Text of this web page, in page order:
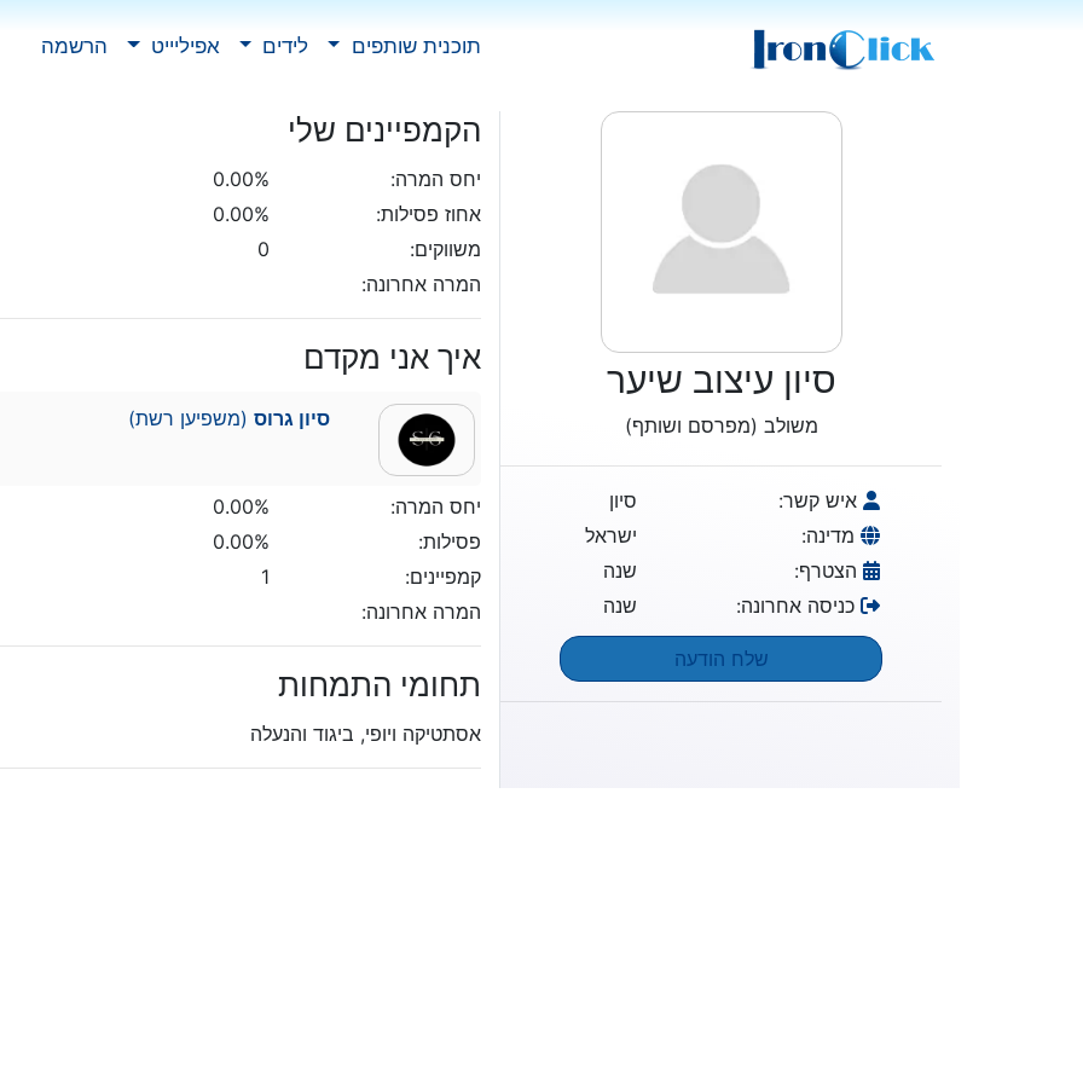
תוכנית שותפים לידים אפיליייט הרשמה
סיון עיצוב שיער
משולב (מפרסם ושותף)
איש קשר:
סיון
מדינה:
ישראל
הצטרף:
שנה
כניסה אחרונה:
שנה
שלח הודעה
הקמפיינים שלי
יחס המרה:
0.00%
אחוז פסילות:
0.00%
משווקים:
0
המרה אחרונה:
איך אני מקדם
סיון גרוס(משפיען רשת)
יחס המרה:
0.00%
פסילות:
0.00%
קמפיינים:
1
המרה אחרונה:
תחומי התמחות
אסתטיקה ויופי, ביגוד והנעלה